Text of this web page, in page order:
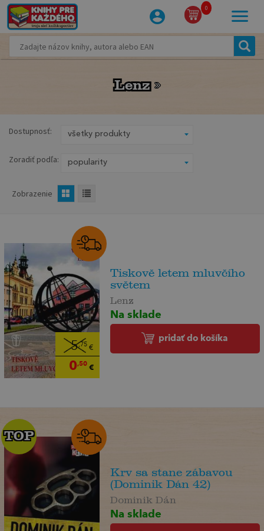
0
Lenz
Lenz
Dostupnosť:
Zoradiť podľa:
Zobrazenie
5,75€
0,50€
Tiskově letem mluvčího
světem
Lenz
Na sklade
pridať do košíka
TOP
TOP
Krv sa stane zábavou
(Dominik Dán 42)
Dominik Dán
Na sklade